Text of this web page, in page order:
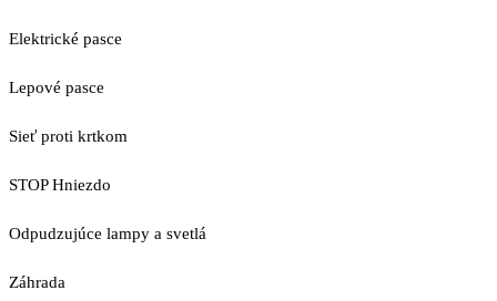
Elektrické pasce
Lepové pasce
Sieť proti krtkom
STOP Hniezdo
Odpudzujúce lampy a svetlá
Záhrada